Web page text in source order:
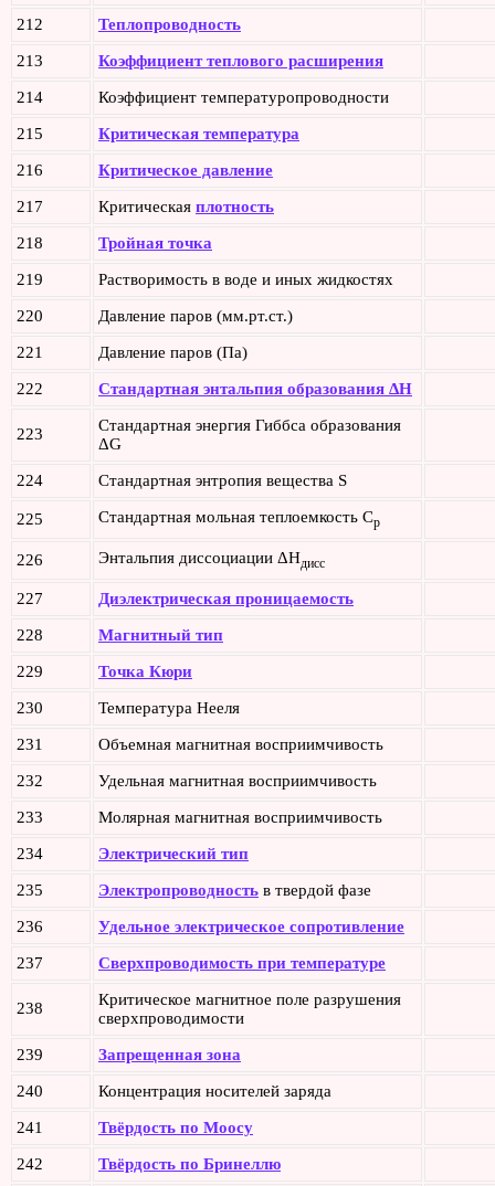
212 Теплопроводность
213 Коэффициент теплового расширения
214 Коэффициент температуропроводности
215 Критическая температура
216 Критическое давление
217 Критическая плотность
218 Тройная точка
219 Растворимость в воде и иных жидкостях
220 Давление паров (мм.рт.ст.)
221 Давление паров (Па)
222 Стандартная энтальпия образования ΔH
223
Стандартная энергия Гиббса образования
ΔG
224 Стандартная энтропия вещества S
225 Стандартная мольная теплоемкость Cp
226 Энтальпия диссоциации ΔHдисс
227 Диэлектрическая проницаемость
228 Магнитный тип
229 Точка Кюри
230 Температура Нееля
231 Объемная магнитная восприимчивость
232 Удельная магнитная восприимчивость
233 Молярная магнитная восприимчивость
234 Электрический тип
235 Электропроводность в твердой фазе
236 Удельное электрическое сопротивление
237 Сверхпроводимость при температуре
238
Критическое магнитное поле разрушения
сверхпроводимости
239 Запрещенная зона
240 Концентрация носителей заряда
241 Твёрдость по Моосу
242 Твёрдость по Бринеллю